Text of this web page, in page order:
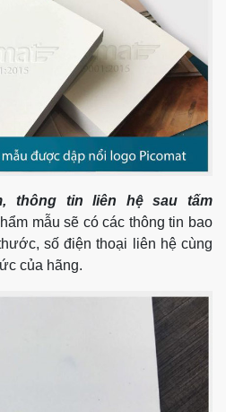
thông tin liên hệ sau tấm
mẫu sẽ có các thông tin bao
số điện thoại liên hệ cùng
của hãng.